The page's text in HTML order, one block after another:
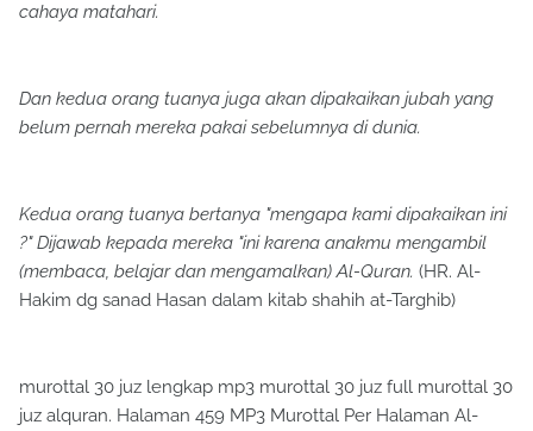
cahaya matahari.
Dan kedua orang tuanya juga akan dipakaikan jubah yang
belum pernah mereka pakai sebelumnya di dunia.
Kedua orang tuanya bertanya "mengapa kami dipakaikan ini
?" Dijawab kepada mereka "ini karena anakmu mengambil
(membaca, belajar dan mengamalkan) Al-Quran. (HR. Al-
Hakim dg sanad Hasan dalam kitab shahih at-Targhib)
murottal 30 juz lengkap mp3 murottal 30 juz full murottal 30
juz alquran. Halaman 459 MP3 Murottal Per Halaman Al-